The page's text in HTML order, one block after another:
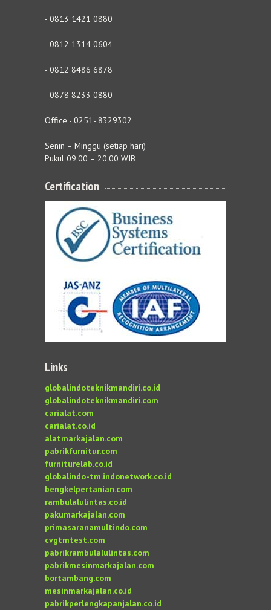
- 0813 1421 0880
- 0812 1314 0604
- 0812 8486 6878
- 0878 8233 0880
Office - 0251- 8329302
Senin – Minggu (setiap hari)
Pukul 09.00 – 20.00 WIB
Certification
Links
globalindoteknikmandiri.co.id
globalindoteknikmandiri.com
carialat.com
carialat.co.id
alatmarkajalan.com
pabrikfurnitur.com
furniturelab.co.id
globalindo-tm.indonetwork.co.id
bengkelpertanian.com
rambulalulintas.co.id
pakumarkajalan.com
primasaranamultindo.com
cvgtmtest.com
pabrikrambulalulintas.com
pabrikmesinmarkajalan.com
bortambang.com
mesinmarkajalan.co.id
pabrikperlengkapanjalan.co.id